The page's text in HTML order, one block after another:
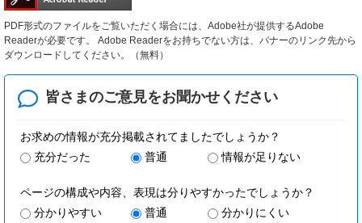
PDF形式のファイルをご覧いただく場合には、Adobe社が提供するAdobe
Readerが必要です。
Adobe Readerをお持ちでない方は、バナーのリンク先から
ダウンロードしてください。（無料）
皆さまのご意見をお聞かせください
お求めの情報が充分掲載されてましたでしょうか？
充分だった
普通 情報が足りない
ページの構成や内容、表現は分りやすかったでしょうか？
分かりやすい
普通 分かりにくい